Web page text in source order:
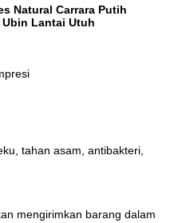
Natural Carrara Putih
Lantai Utuh
tahan asam, antibakteri,
mengirimkan barang dalam